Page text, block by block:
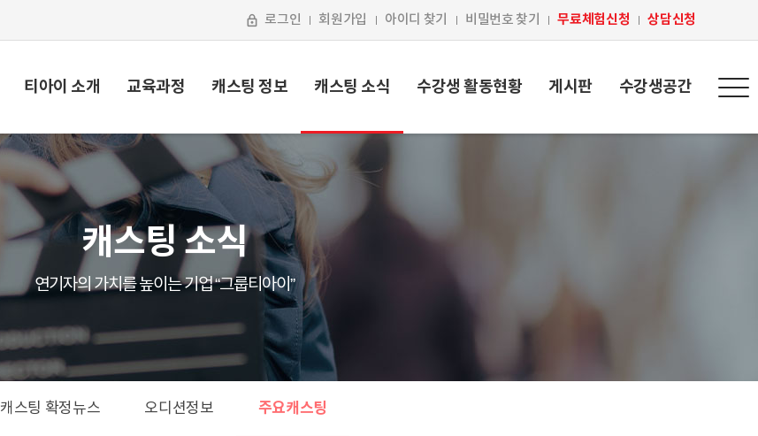
로그인 회원가입 아이디 찾기 비밀번호 찾기 무료체험신청 상담신청
티아이 소개 교육과정 캐스팅 정보 캐스팅 소식 수강생 활동현황 게시판 수강생공간
캐스팅 소식
연기자의 가치를 높이는 기업 “그룹티아이”
캐스팅 확정뉴스 오디션정보 주요캐스팅